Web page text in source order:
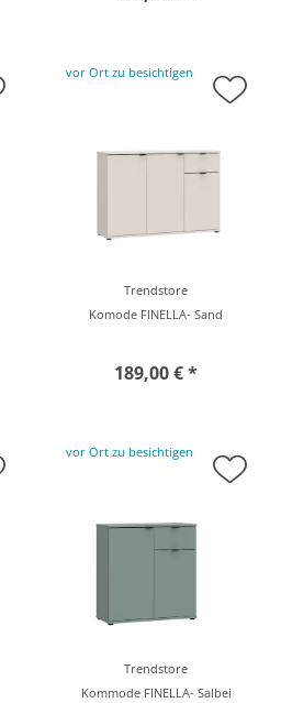
vor Ort zu besichtigen
Trendstore
Komode FINELLA- Sand
189,00 € *
vor Ort zu besichtigen
Trendstore
Kommode FINELLA- Salbei